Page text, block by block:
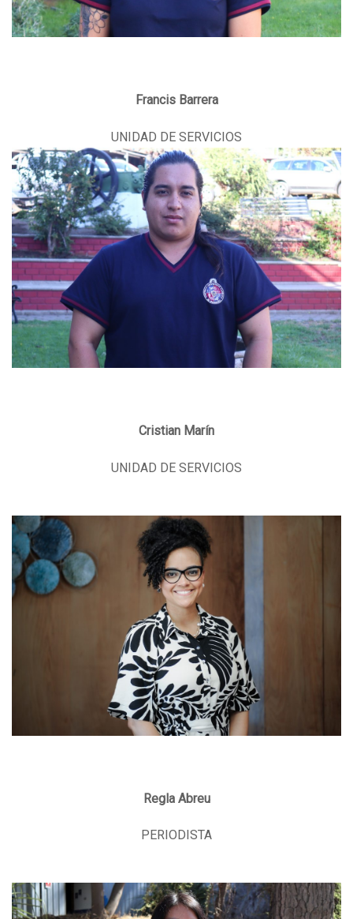
Francis Barrera
UNIDAD DE SERVICIOS
Cristian Marín
UNIDAD DE SERVICIOS
Regla Abreu
PERIODISTA